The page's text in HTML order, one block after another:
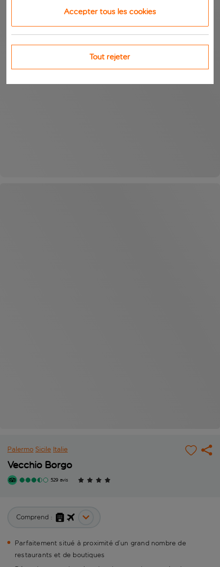
Palermo Sicile Italie
Vecchio Borgo
529 avis
Comprend :
Parfaitement situé à proximité d’un grand nombre de
restaurants et de boutiques
Accepter tous les cookies
Tout rejeter